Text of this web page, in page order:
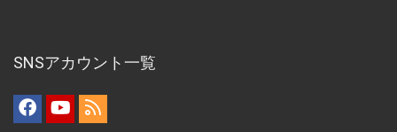
SNSアカウント一覧